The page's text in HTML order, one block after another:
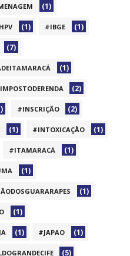
(1)
(1) #IBGE (1)
(7)
(1)
(2)
#INSCRIÇÃO (2)
(1) #INTOXICAÇÃO (1)
#ITAMARACÁ (1)
(1)
(1)
(1)
(1) #JAPAO (1)
(5)